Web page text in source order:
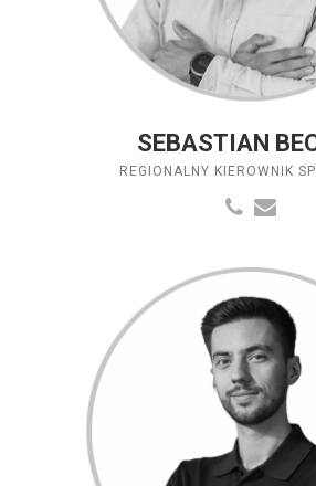
SEBASTIAN
REGIONALNY KIEROWNIK